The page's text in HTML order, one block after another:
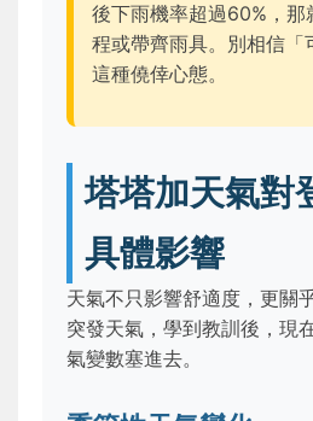
後下雨機率超過60%，那
程或帶齊雨具。別相信「
這種僥倖心態。
塔塔加天氣對
具體影響
天氣不只影響舒適度，更關
突發天氣，學到教訓後，現
氣變數塞進去。